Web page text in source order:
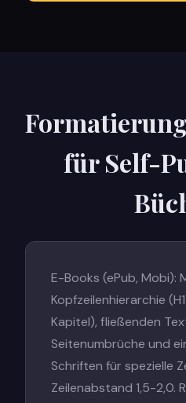
für Self-
E-Books (ePub, Mobi):
Kopfzeilenhierarchie
Kapitel), fließenden
Seitenumbrüche und
Schriften für spezielle
Zeilenabstand 1,5-2,0.